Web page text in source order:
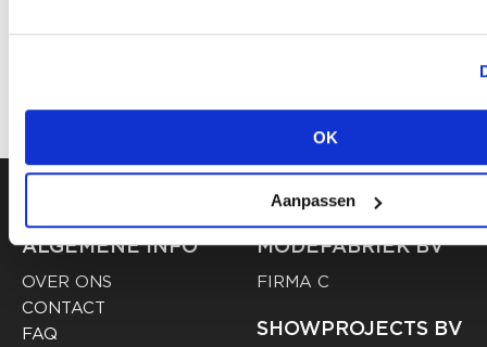
OK
Aanpassen
ALGEMENE INFO
OVER ONS
CONTACT
FAQ
MODEFABRIEK BV
FIRMA C
SHOWPROJECTS BV